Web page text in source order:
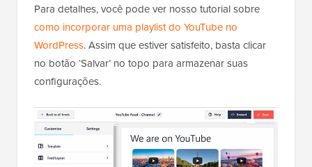
Para detalhes, você pode ver nosso tutorial sobre
como incorporar uma playlist do YouTube no
WordPress. Assim que estiver satisfeito, basta clicar
no botão ‘Salvar’ no topo para armazenar suas
configurações.